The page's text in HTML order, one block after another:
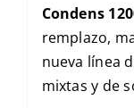
Condens
remplazo,
nueva línea
mixtas y de